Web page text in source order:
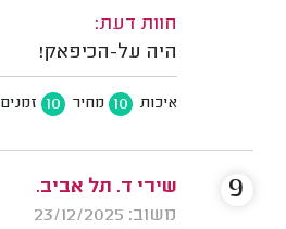
חוות דעת:
היה על-הכיפאק!
איכות 10 מחיר 10 זמנים
שירי ד. תל אביב.
משוב: 23/12/2025
9